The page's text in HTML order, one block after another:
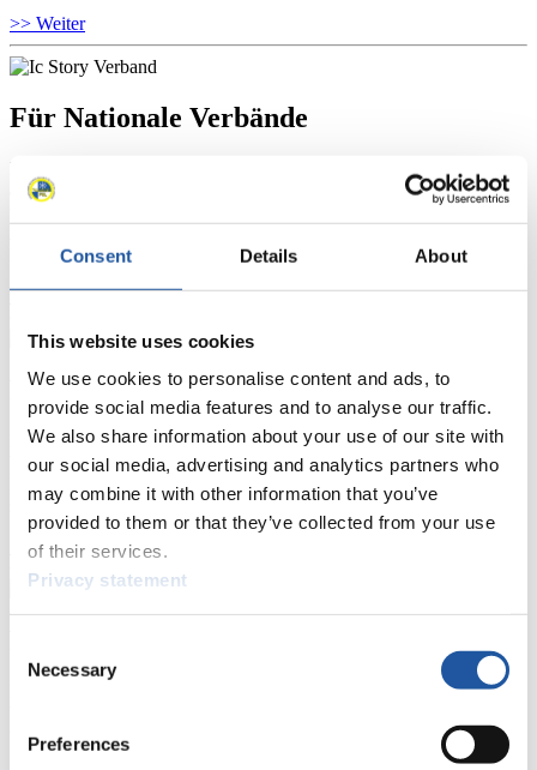
Consent Details About
This website uses cookies
We use cookies to personalise content and ads, to
provide social media features and to analyse our traffic.
We also share information about your use of our site with
our social media, advertising and analytics partners who
may combine it with other information that you’ve
provided to them or that they’ve collected from your use
of their services.
Privacy statement
Selection
Necessary
Preferences
>> Weiter
Für Nationale Verbände
Hier können Sie sich über allgemeine Neuigkeiten informieren, das
aktuelle Regelwerk sowie Richtlinien zu Wettkämpfen, Anti-Doping
und Fairplay nachlesen, auf Athletenbiographien zugreifen,
Mitgliedersektion zugreifen.
>> Weiter
Für Ausrichter
Hier können Sie das aktuelle Regelwerk sowie Richtlinien zu
Wettkämpfen, Anti-Doping und Fairplay einsehen, sich über
Kontaktpersonen für Wettkämpfe und Sponsoren informieren,
sowie Informationen über Wettkämpfe abrufen.
>> Weiter
Hier können Sie das aktuelle Regelwerk sowie Richtlinien zu
und Informationen zu Wettkämpfen abrufen. Außerdem können Sie
Ihre Athletenbiographie ansehen.